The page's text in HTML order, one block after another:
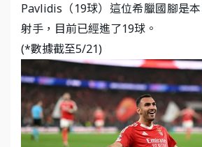
Pavlidis（19球）這位希臘國腳是
射手，目前已經進了19球。
(*數據截至5/21)